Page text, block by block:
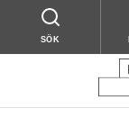
SÖK